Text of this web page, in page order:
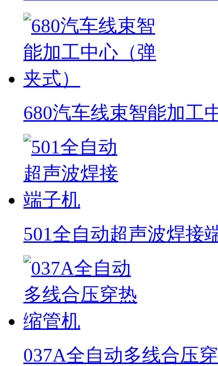
680汽车线束智能加工
501全自动超声波焊接
037A全自动多线合压